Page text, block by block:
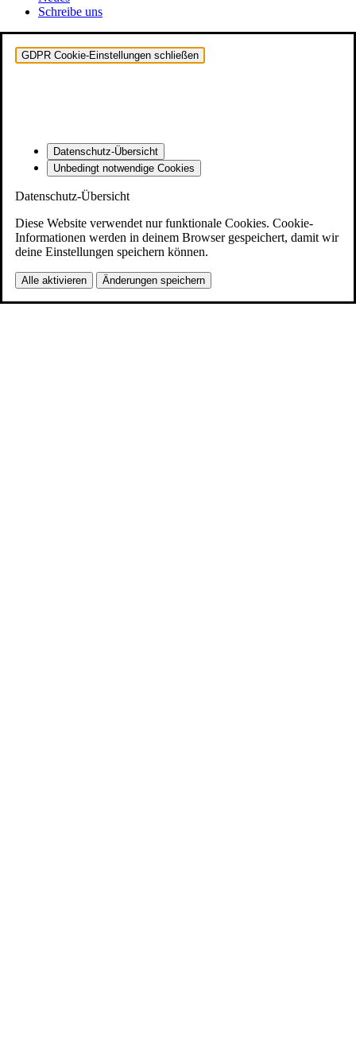
Schreibe uns
GDPR Cookie-Einstellungen schließen
Datenschutz-Übersicht
Unbedingt notwendige Cookies
Datenschutz-Übersicht
Diese Website verwendet nur funktionale Cookies. Cookie-
Informationen werden in deinem Browser gespeichert, damit wir
deine Einstellungen speichern können.
Alle aktivieren Änderungen speichern